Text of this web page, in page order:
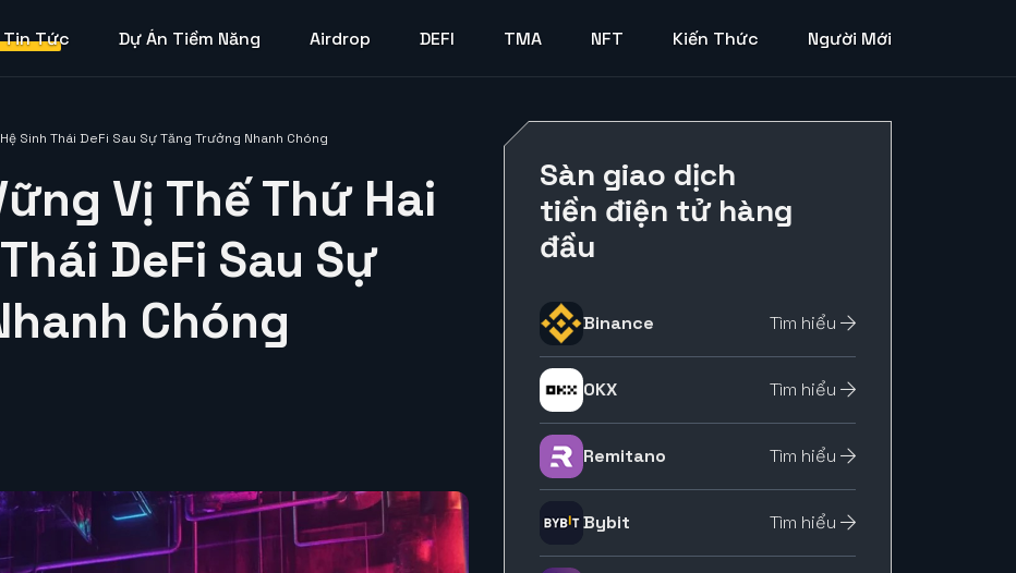
Tin Tức Dự Án Tiềm Năng Airdrop DEFI TMA NFT Kiến Thức Người Mới
Sinh Thái DeFi Sau Sự Tăng Trưởng Nhanh Chóng
Vị Thế Thứ Hai
DeFi Sau Sự
Chóng
Sàn giao dịch
tiền điện tử hàng
đầu
Binance Tìm hiểu
OKX Tìm hiểu
Remitano Tìm hiểu
Bybit Tìm hiểu